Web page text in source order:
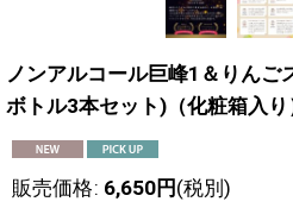
ノンアルコール巨峰1＆りんご
ボトル3本セット)（化粧箱入り
販売価格: 6,650円 (税別)